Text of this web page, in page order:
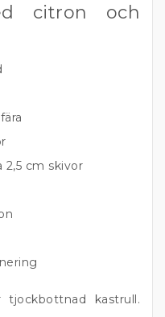
citron och
cm skivor
kastrull.